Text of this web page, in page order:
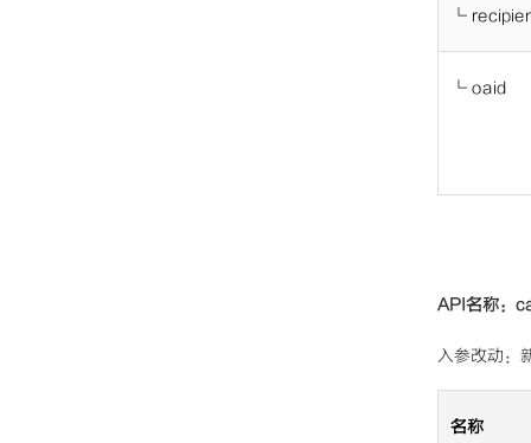
└
└ oaid
API名称：
入参改动：
名称